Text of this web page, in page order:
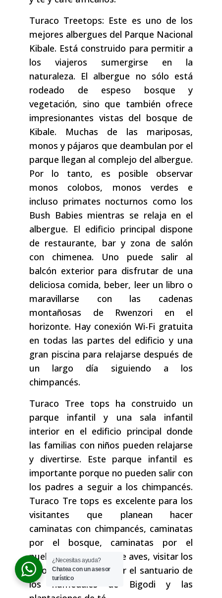
Turaco Treetops: Este es uno de los
mejores albergues del Parque Nacional
Kibale. Está construido para permitir a
los viajeros sumergirse en la
naturaleza. El albergue no sólo está
rodeado de espeso bosque y
vegetación, sino que también ofrece
impresionantes vistas del bosque de
Kibale. Muchas de las mariposas,
monos y pájaros que deambulan por el
parque llegan al complejo del albergue.
Por lo tanto, es posible observar
monos colobos, monos verdes e
incluso primates nocturnos como los
Bush Babies mientras se relaja en el
albergue. El edificio principal dispone
de restaurante, bar y zona de salón
con chimenea. Uno puede salir al
balcón exterior para disfrutar de una
deliciosa comida, beber, leer un libro o
maravillarse con las cadenas
montañosas de Rwenzori en el
horizonte. Hay conexión Wi-Fi gratuita
en todas las partes del edificio y una
gran piscina para relajarse después de
un largo día siguiendo a los
chimpancés.
Turaco Tree tops ha construido un
parque infantil y una sala infantil
interior en el edificio principal donde
las familias con niños pueden relajarse
y divertirse. Este parque infantil es
importante porque no pueden salir con
los padres a seguir a los chimpancés.
Turaco Tre tops es excelente para los
visitantes que planean hacer
caminatas con chimpancés, caminatas
por el bosque, caminatas por el
pueblo, observación de aves, visitar los
lagos del cráter, visitar el santuario de
los humedales de Bigodi y las
¿Necesitas ayuda?
Chatea con un asesor
turístico